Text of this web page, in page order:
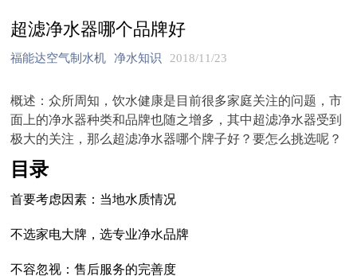
超滤净水器哪个品牌好
福能达空气制水机 净水知识 2018/11/23
概述：众所周知，饮水健康是目前很多家庭关注的问题，市
面上的净水器种类和品牌也随之增多，其中超滤净水器受到
极大的关注，那么超滤净水器哪个牌子好？要怎么挑选呢？
目录
首要考虑因素：当地水质情况
不选家电大牌，选专业净水品牌
不容忽视：售后服务的完善度